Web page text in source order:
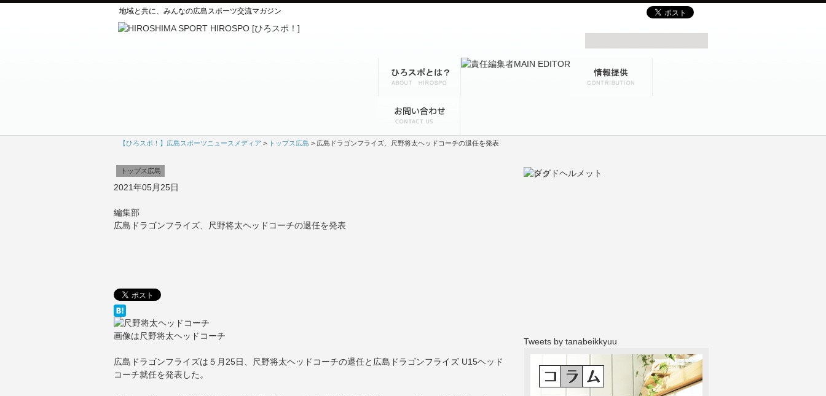
地域と共に、みんなの広島スポーツ交流マガジン
【ひろスポ！】広島スポーツニュースメディア > トップス広島 > 広島ドラゴンフライズ、尺野将太ヘッドコーチの退任を発表
トップス広島
2021年05月25日
編集部
広島ドラゴンフライズ、尺野将太ヘッドコーチの退任を発表
画像は尺野将太ヘッドコーチ
広島ドラゴンフライズは５月25日、尺野将太ヘッドコーチの退任と広島ドラゴンフライズ U15ヘッド
コーチ就任を発表した。
Tweets by tanabeikkyuu